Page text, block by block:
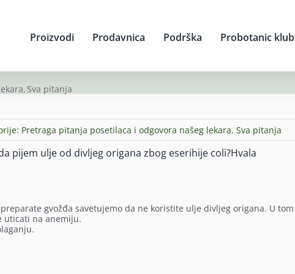
Proizvodi Prodavnica Podrška Probotanic klub
Sva pitanja
Pretraga pitanja posetilaca i odgovora našeg lekara, Sva pitanja
pijem ulje od divljeg origana zbog eserihije coli?Hvala
gvožđa savetujemo da ne koristite ulje divljeg origana. U tom
uticati na anemiju.